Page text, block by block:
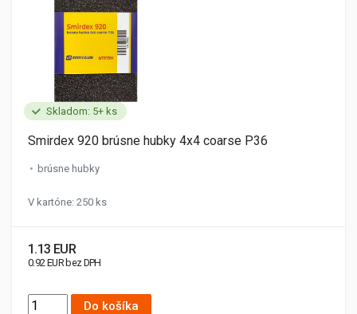
Skladom: 5+ ks
Smirdex 920 brúsne hubky 4x4 coarse P36
brúsne hubky
V kartóne: 250 ks
1.13 EUR
0.92 EUR bez DPH
Do košíka